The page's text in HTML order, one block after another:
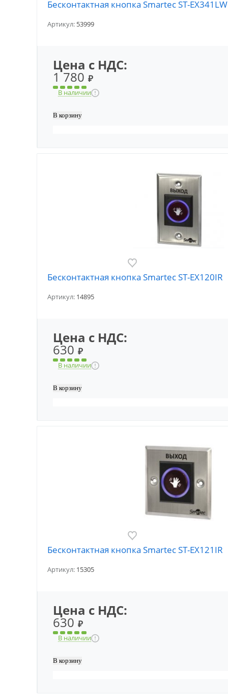
Бесконтактная кнопка Smartec ST-EX341LW
Артикул: 53999
Цена с НДС:
1 780₽
В наличии
Бесконтактная кнопка Smartec ST-EX120IR
Артикул: 14895
Цена с НДС:
630₽
В наличии
Бесконтактная кнопка Smartec ST-EX121IR
Артикул: 15305
Цена с НДС:
630₽
В наличии